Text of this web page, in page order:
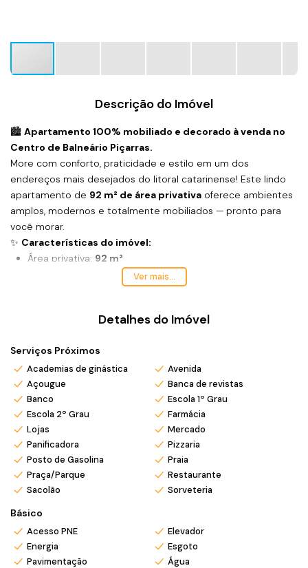
Descrição do Imóvel
🏙️ Apartamento 100% mobiliado e decorado à venda no
Centro de Balneário Piçarras.
More com conforto, praticidade e estilo em um dos
endereços mais desejados do litoral catarinense! Este lindo
apartamento de 92 m² de área privativa oferece ambientes
amplos, modernos e totalmente mobiliados — pronto para
você morar.
✨ Características do imóvel:
Área privativa: 92 m²
, sendo
1 suíte
Ar-condicionado instalado
Cozinha completa e integrada à sala de estar e jantar
Ambientes iluminados e bem ventilados
Condomínio com Salão de Festas.
📍 Localização privilegiada:
Situadono coração de Balneário Piçarras
supermercados, restaurantes, farmácias e com fácil acesso às
principais vias. Um local perfeito para quem busca qualidade
de vida e conveniência.
*Valor e disponibilidade sujeito a confirmação.
*Atendemos também em finais de semana e feriados com
pré agendamento.
*Ligue ou envie WhatsApp (47) 9 9705-6188. Siga nosso
Instagram @mar_negocios.imobiliarios
Ver mais...
Detalhes do Imóvel
Serviços Próximos
Academias de ginástica
Avenida
Açougue
Banca de revistas
Banco
Escola 1º Grau
Escola 2º Grau
Farmácia
Lojas
Mercado
Panificadora
Pizzaria
Posto de Gasolina
Praia
Praça/Parque
Restaurante
Sacolão
Sorveteria
Básico
Acesso PNE
Elevador
Energia
Esgoto
Pavimentação
Água